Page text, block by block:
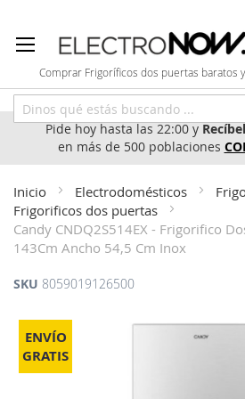
al
contenido
Comprar Frigoríficos dos puertas baratos
Pide hoy hasta las 22:00 y
en más de 500 poblaciones
Inicio Electrodomésticos
Frigorificos dos puertas
Candy CNDQ2S514EX - Frigorifico
143Cm Ancho 54,5 Cm Inox
ENVÍO
GRATIS
SKU 8059019126500
Saltar
final
de